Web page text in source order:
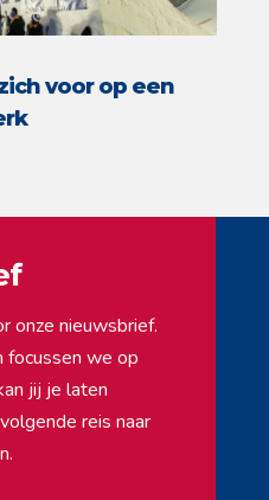
voor op een
onze nieuwsbrief.
focussen we op
jij je laten
reis naar